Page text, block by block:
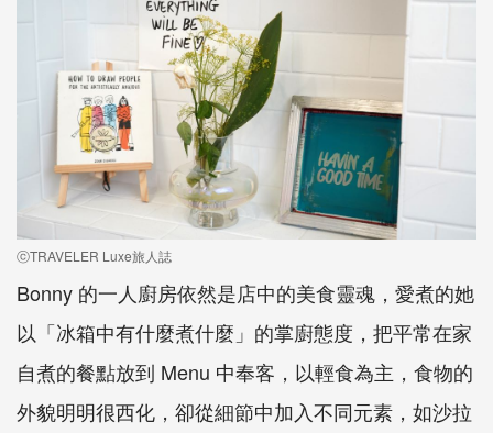
ⓒTRAVELER Luxe旅人誌
Bonny 的一人廚房依然是店中的美食靈魂，愛煮的她
以「冰箱中有什麼煮什麼」的掌廚態度，把平常在家
自煮的餐點放到 Menu 中奉客，以輕食為主，食物的
外貌明明很西化，卻從細節中加入不同元素，如沙拉